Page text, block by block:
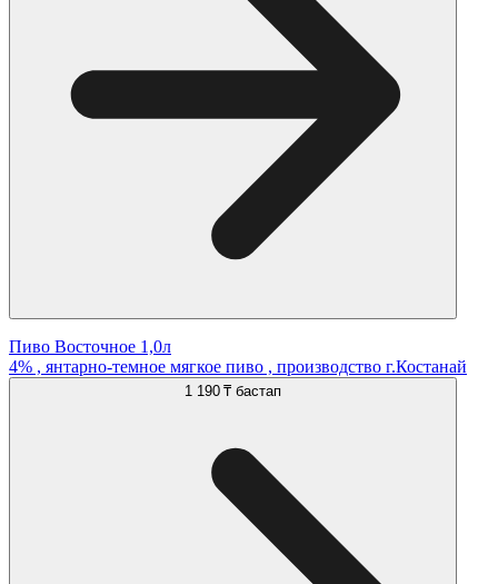
Пиво Восточное 1,0л
4% , янтарно-темное мягкое пиво , производство г.Костанай
1 190 ₸ бастап